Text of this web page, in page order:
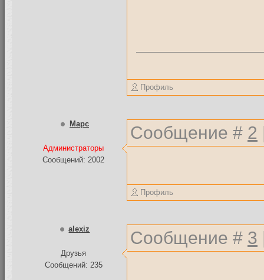
Профиль
Mapc
Администраторы
Сообщений: 2002
Сообщение # 2
Профиль
alexiz
Друзья
Сообщений: 235
Сообщение # 3